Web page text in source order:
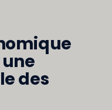
une
des